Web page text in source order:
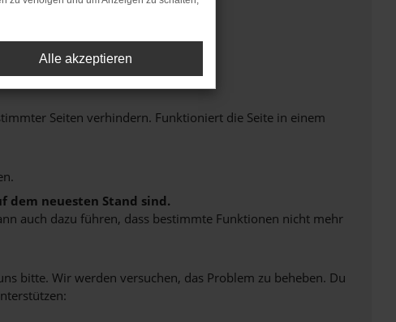
Seiten verhindern. Funktioniert die Seite in einem
dem neuesten Stand sind.
auch dazu führen, dass bestimmte Funktionen nicht mehr
bitte. Wir werden versuchen, das Problem zu beheben. Du
Alle akzeptieren